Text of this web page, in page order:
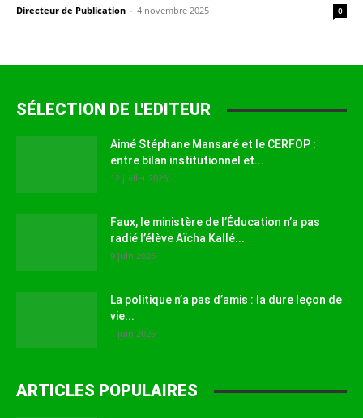
Directeur de Publication - 4 novembre 2025 0
SÉLECTION DE L'EDITEUR
Aimé Stéphane Mansaré et le CERFOP :
entre bilan institutionnel et...
12 juillet 2026
Faux, le ministère de l’Éducation n’a pas
radié l’élève Aïcha Kallé...
9 juin 2026
La politique n’a pas d’amis : la dure leçon de
vie...
1 juin 2026
ARTICLES POPULAIRES